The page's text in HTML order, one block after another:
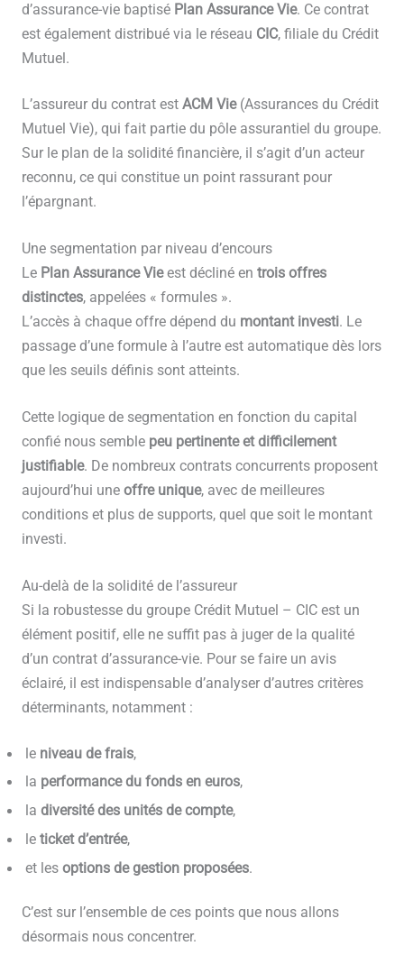
d’assurance-vie baptisé Plan Assurance Vie. Ce contrat
est également distribué via le réseau CIC, filiale du Crédit
Mutuel.
L’assureur du contrat est ACM Vie(Assurances du Crédit
Mutuel Vie), qui fait partie du pôle assurantiel du groupe.
Sur le plan de la solidité financière, il s’agit d’un acteur
reconnu, ce qui constitue un point rassurant pour
l’épargnant.
Une segmentation par niveau d’encours
Le Plan Assurance Vieest décliné en trois offres
distinctes, appelées « formules ».
L’accès à chaque offre dépend du montant investi. Le
passage d’une formule à l’autre est automatique dès lors
que les seuils définis sont atteints.
Cette logique de segmentation en fonction du capital
confié nous semble peu pertinente et difficilement
justifiable. De nombreux contrats concurrents proposent
aujourd’hui une offre unique, avec de meilleures
conditions et plus de supports, quel que soit le montant
investi.
Au-delà de la solidité de l’assureur
Si la robustesse du groupe Crédit Mutuel – CIC est un
élément positif, elle ne suffit pas à juger de la qualité
d’un contrat d’assurance-vie. Pour se faire un avis
éclairé, il est indispensable d’analyser d’autres critères
déterminants, notamment :
le niveau de frais,
la performance du fonds en euros,
la diversité des unités de compte,
le ticket d’entrée,
et les options de gestion proposées.
C’est sur l’ensemble de ces points que nous allons
désormais nous concentrer.